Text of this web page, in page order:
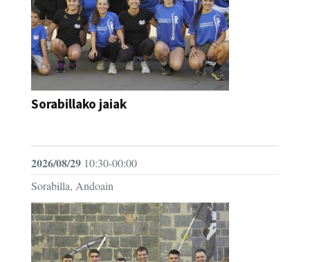
Sorabillako jaiak
2026/08/29 10:30-00:00
Sorabilla, Andoain